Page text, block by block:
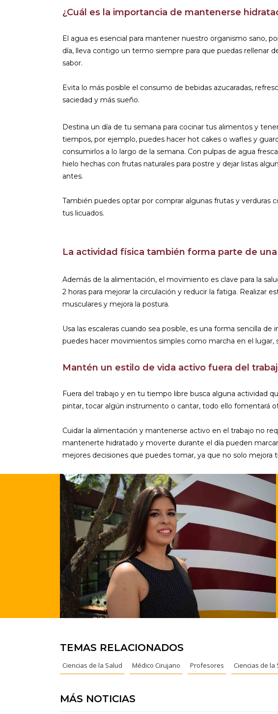
¿Cuál es la importancia de mantenerse
El agua es esencial para mantener nuestro organismo sano,
día, lleva contigo un termo siempre para que puedas rellenar
sabor.
Evita lo más posible el consumo de bebidas azucaradas,
saciedad y más sueño.
Destina un día de tu semana para cocinar tus alimentos y
tiempos, por ejemplo, puedes hacer hot cakes o wafles y
consumirlos a lo largo de la semana. Con pulpas de agua
hielo hechas con frutas naturales para postre y dejar listas
antes.
También puedes optar por comprar algunas frutas y verduras
tus licuados.
La actividad física también forma parte de
Además de la alimentación, el movimiento es clave para la
2 horas para mejorar la circulación y reducir la fatiga. Realizar
musculares y mejora la postura.
Usa las escaleras cuando sea posible, es una forma sencilla
puedes hacer movimientos simples como marcha en el lugar,
Mantén un estilo de vida activo fuera del
Fuera del trabajo y en tu tiempo libre busca alguna actividad
pintar, tocar algún instrumento o cantar, todo ello fomentará
Cuidar la alimentación y mantenerse activo en el trabajo no
mantenerte hidratado y moverte durante el día pueden
mejores decisiones que puedes tomar, ya que no solo
TEMAS RELACIONADOS
Ciencias de la Salud Médico Cirujano Profesores Ciencias de la
MÁS NOTICIAS